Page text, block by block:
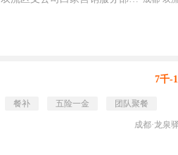
7千-
餐补 五险一金 团队聚餐
成都·龙泉